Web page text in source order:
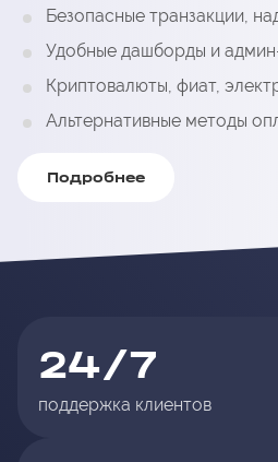
Безопасные транзакции,
Удобные дашборды и
Криптовалюты, фиат,
Альтернативные методы
Подробнее
24/7
поддержка клиентов